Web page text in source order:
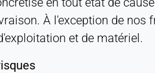
À l'exception de
et de matériel.